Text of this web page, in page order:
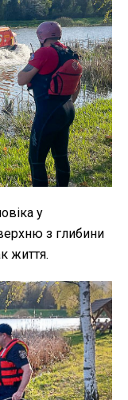
у
з глибини
життя.